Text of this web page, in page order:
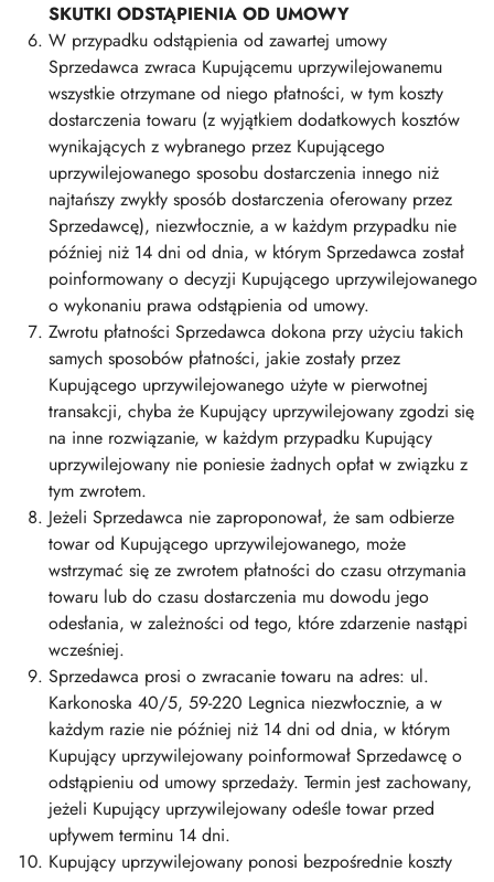
SKUTKI ODSTĄPIENIA OD UMOWY
W przypadku odstąpienia od zawartej umowy
Sprzedawca zwraca Kupującemu uprzywilejowanemu
wszystkie otrzymane od niego płatności, w tym koszty
dostarczenia towaru (z wyjątkiem dodatkowych kosztów
wynikających z wybranego przez Kupującego
uprzywilejowanego sposobu dostarczenia innego niż
najtańszy zwykły sposób dostarczenia oferowany przez
Sprzedawcę), niezwłocznie, a w każdym przypadku nie
później niż 14 dni od dnia, w którym Sprzedawca został
poinformowany o decyzji Kupującego uprzywilejowanego
o wykonaniu prawa odstąpienia od umowy.
Zwrotu płatności Sprzedawca dokona przy użyciu takich
samych sposobów płatności, jakie zostały przez
Kupującego uprzywilejowanego użyte w pierwotnej
transakcji, chyba że Kupujący uprzywilejowany zgodzi się
na inne rozwiązanie, w każdym przypadku Kupujący
uprzywilejowany nie poniesie żadnych opłat w związku z
tym zwrotem.
Jeżeli Sprzedawca nie zaproponował, że sam odbierze
towar od Kupującego uprzywilejowanego, może
wstrzymać się ze zwrotem płatności do czasu otrzymania
towaru lub do czasu dostarczenia mu dowodu jego
odesłania, w zależności od tego, które zdarzenie nastąpi
wcześniej.
Sprzedawca prosi o zwracanie towaru na adres: ul.
Karkonoska 40/5, 59-220 Legnica niezwłocznie, a w
każdym razie nie później niż 14 dni od dnia, w którym
Kupujący uprzywilejowany poinformował Sprzedawcę o
odstąpieniu od umowy sprzedaży. Termin jest zachowany,
jeżeli Kupujący uprzywilejowany odeśle towar przed
upływem terminu 14 dni.
Kupujący uprzywilejowany ponosi bezpośrednie koszty